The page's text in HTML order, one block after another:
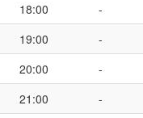
18:00 -
19:00 -
20:00 -
21:00 -